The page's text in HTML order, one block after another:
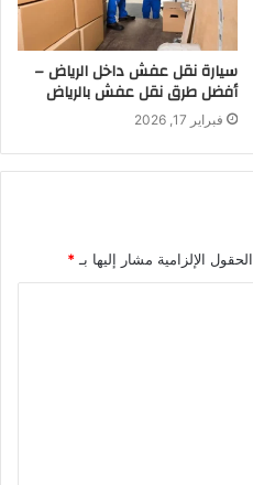
سيارة نقل عفش داخل الرياض –
أفضل طرق نقل عفش بالرياض
فبراير 17, 2026
الحقول الإلزامية مشار إليها بـ *